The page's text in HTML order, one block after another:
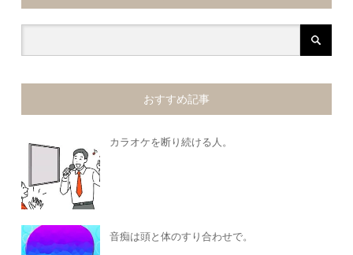
おすすめ記事
カラオケを断り続ける人。
音痴は頭と体のすり合わせで。